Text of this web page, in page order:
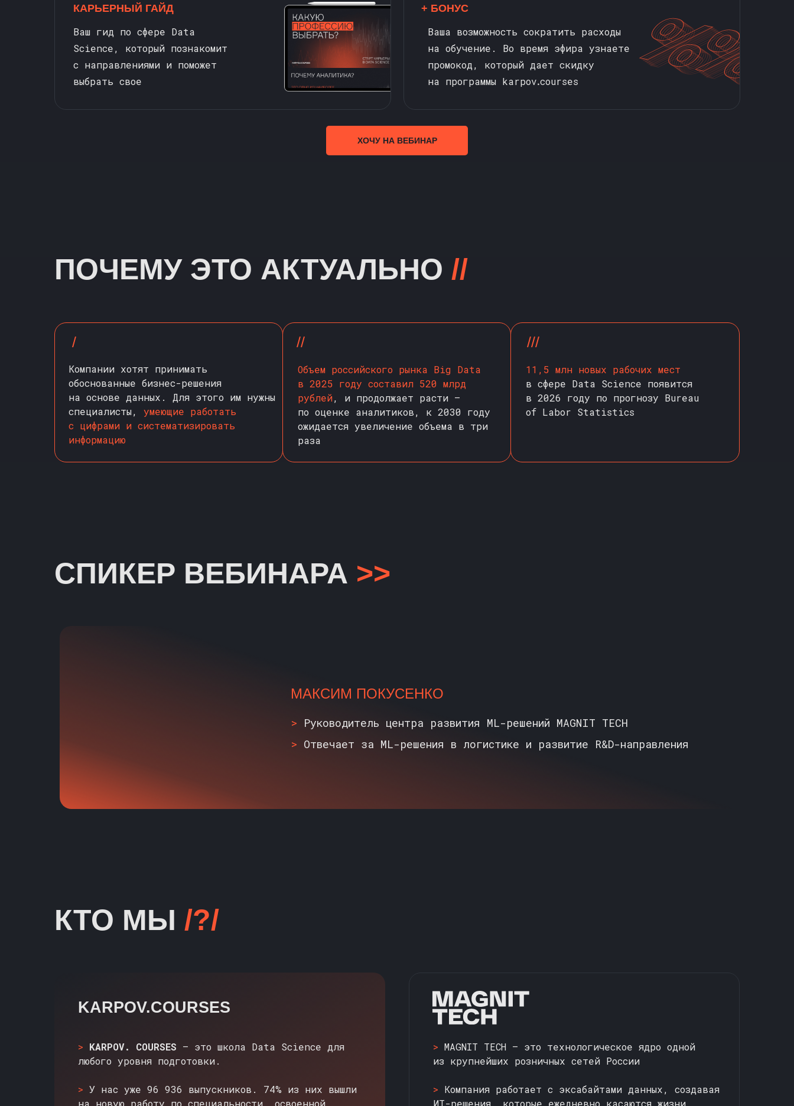
Ваш гид по сфере Data
Science, который познакомит
с направлениями и поможет
выбрать свое
Ваша возможность сократить расходы
на обучение. Во время эфира узнаете
промокод, который дает скидку
на программы karpovꓸcourses
+ БОНУС
КАРЬЕРНЫЙ ГАЙД
ХОЧУ НА ВЕБИНАР
ПОЧЕМУ ЭТО АКТУАЛЬНО //
Компании хотят принимать
обоснованные бизнес-решения
на основе данных. Для этого им нужны
специалисты,
умеющие работать
с цифрами и систематизировать
информацию
Объем российского рынка Big Data
в 2025 году составил 520 млрд
рублей, и продолжает расти —
по оценке аналитиков, к 2030 году
ожидается увеличение объема в три
раза
//
11,5 млн новых рабочих мест
в сфере Data Science появится
в 2026 году по прогнозу Bureau
of Labor Statistics
///
/
СПИКЕР ВЕБИНАРА >>
МАКСИМ ПОКУСЕНКО
> Руководитель центра развития ML-решений MAGNIT TECH
> Отвечает за ML-решения в логистике и развитие R&D-направления
КТО МЫ /?/
> MAGNIT TECH — это технологическое ядро одной
из крупнейших розничных сетей России
> Компания работает с эксабайтами данных, создавая
ИТ-решения, которые ежедневно касаются жизни
> KARPOV. COURSES — это школа Data Science для
любого уровня подготовки.
> У нас уже 96 936 выпускников. 74% из них вышли
на новую работу по специальности, освоенной
KARPOV.COURSES